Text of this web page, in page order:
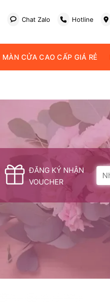
Chat Zalo Hotline
MÀN CỬA CAO CẤP GIÁ RẺ
ĐĂNG KÝ NHẬN
VOUCHER